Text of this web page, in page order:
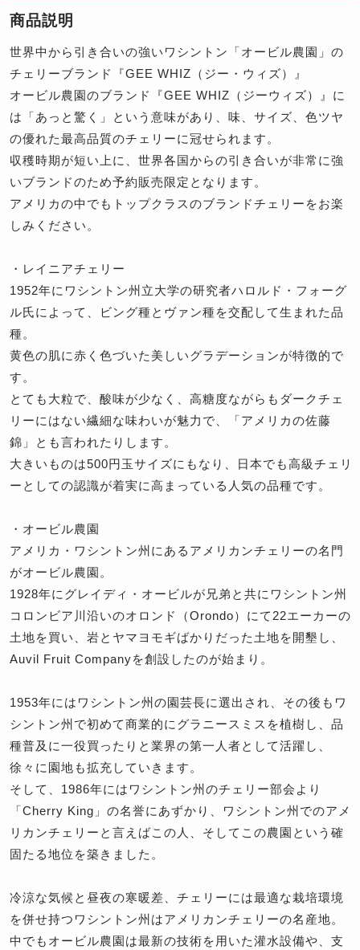
商品説明
世界中から引き合いの強いワシントン「オービル農園」の
チェリーブランド『GEE WHIZ（ジー・ウィズ）』
オービル農園のブランド『GEE WHIZ（ジーウィズ）』に
は「あっと驚く」という意味があり、味、サイズ、色ツヤ
の優れた最高品質のチェリーに冠せられます。
収穫時期が短い上に、世界各国からの引き合いが非常に強
いブランドのため予約販売限定となります。
アメリカの中でもトップクラスのブランドチェリーをお楽
しみください。
・レイニアチェリー
1952年にワシントン州立大学の研究者ハロルド・フォーグ
ル氏によって、ビング種とヴァン種を交配して生まれた品
種。
黄色の肌に赤く色づいた美しいグラデーションが特徴的で
す。
とても大粒で、酸味が少なく、高糖度ながらもダークチェ
リーにはない繊細な味わいが魅力で、「アメリカの佐藤
錦」とも言われたりします。
大きいものは500円玉サイズにもなり、日本でも高級チェリ
ーとしての認識が着実に高まっている人気の品種です。
・オービル農園
アメリカ・ワシントン州にあるアメリカンチェリーの名門
がオービル農園。
1928年にグレイディ・オービルが兄弟と共にワシントン州
コロンビア川沿いのオロンド（Orondo）にて22エーカーの
土地を買い、岩とヤマヨモギばかりだった土地を開墾し、
Auvil Fruit Companyを創設したのが始まり。
1953年にはワシントン州の園芸長に選出され、その後もワ
シントン州で初めて商業的にグラニースミスを植樹し、品
種普及に一役買ったりと業界の第一人者として活躍し、
徐々に園地も拡充していきます。
そして、1986年にはワシントン州のチェリー部会より
「Cherry King」の名誉にあずかり、ワシントン州でのアメ
リカンチェリーと言えばこの人、そしてこの農園という確
固たる地位を築きました。
冷涼な気候と昼夜の寒暖差、チェリーには最適な栽培環境
を併せ持つワシントン州はアメリカンチェリーの名産地。
中でもオービル農園は最新の技術を用いた灌水設備や、支